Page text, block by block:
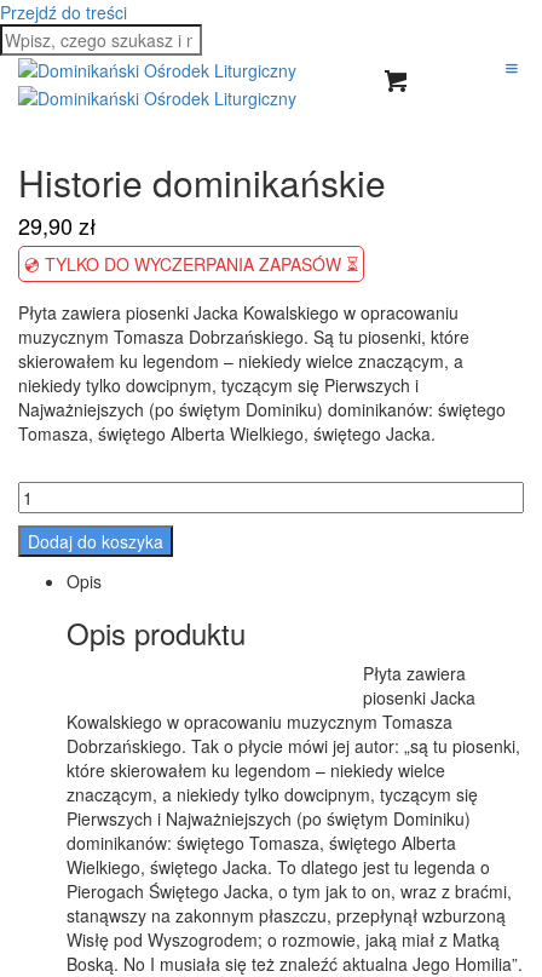
Przejdź do treści
Historie dominikańskie
29,90zł
💿 TYLKO DO WYCZERPANIA ZAPASÓW ⏳
Płyta zawiera piosenki Jacka Kowalskiego w opracowaniu
muzycznym Tomasza Dobrzańskiego. Są tu piosenki, które
skierowałem ku legendom – niekiedy wielce znaczącym, a
niekiedy tylko dowcipnym, tyczącym się Pierwszych i
Najważniejszych (po świętym Dominiku) dominikanów: świętego
Tomasza, świętego Alberta Wielkiego, świętego Jacka.
Dodaj do koszyka
Opis
Opis produktu
Płyta zawiera
piosenki Jacka
Kowalskiego w opracowaniu muzycznym Tomasza
Dobrzańskiego. Tak o płycie mówi jej autor: „są tu piosenki,
które skierowałem ku legendom – niekiedy wielce
znaczącym, a niekiedy tylko dowcipnym, tyczącym się
Pierwszych i Najważniejszych (po świętym Dominiku)
dominikanów: świętego Tomasza, świętego Alberta
Wielkiego, świętego Jacka. To dlatego jest tu legenda o
Pierogach Świętego Jacka, o tym jak to on, wraz z braćmi,
stanąwszy na zakonnym płaszczu, przepłynął wzburzoną
Wisłę pod Wyszogrodem; o rozmowie, jaką miał z Matką
Boską. No I musiała się też znaleźć aktualna Jego Homilia”.